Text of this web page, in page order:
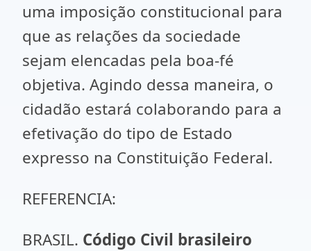
uma imposição constitucional para
que as relações da sociedade
sejam elencadas pela boa-fé
objetiva. Agindo dessa maneira, o
cidadão estará colaborando para a
efetivação do tipo de Estado
expresso na Constituição Federal.
REFERENCIA:
BRASIL. Código Civil brasileiro